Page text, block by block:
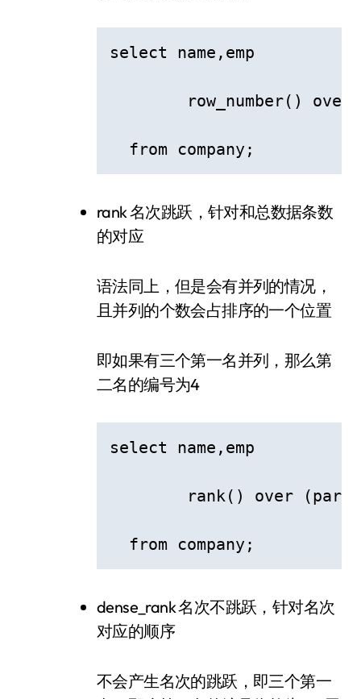
select name,emp
  from company;
rank 名次跳跃，针对和总数据条数
的对应
语法同上，但是会有并列的情况，
且并列的个数会占排序的一个位置
即如果有三个第一名并列，那么第
二名的编号为4
select name,emp
  from company;
dense_rank 名次不跳跃，针对名次
对应的顺序
不会产生名次的跳跃，即三个第一